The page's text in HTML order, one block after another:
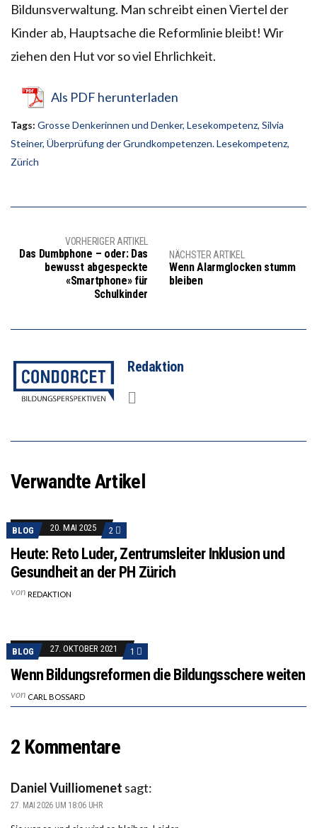
Bildunsverwaltung. Man schreibt einen Viertel der
Kinder ab, Hauptsache die Reformlinie bleibt! Wir
ziehen den Hut vor so viel Ehrlichkeit.
Als PDF herunterladen
Tags: Grosse Denkerinnen und Denker, Lesekompetenz, Silvia
Steiner, Überprüfung der Grundkompetenzen. Lesekompetenz,
Zürich
VORHERIGER ARTIKEL
Das Dumbphone – oder: Das
bewusst abgespeckte
«Smartphone» für
Schulkinder
NÄCHSTER ARTIKEL
Wenn Alarmglocken stumm
bleiben
Redaktion
Verwandte Artikel
BLOG 20. MAI 2025 2
Heute: Reto Luder, Zentrumsleiter Inklusion und
Gesundheit an der PH Zürich
von REDAKTION
BLOG 27. OKTOBER 2021 1
Wenn Bildungsreformen die Bildungsschere weiten
von CARL BOSSARD
2 Kommentare
Daniel Vuilliomenet sagt:
27. MAI 2026 UM 18:06 UHR